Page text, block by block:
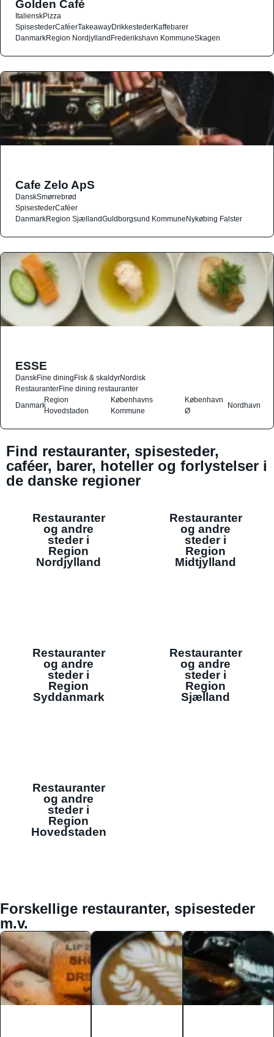
Golden Café
ItalienskPizza
SpisestederCaféerTakeawayDrikkestederKaffebarer
DanmarkRegion NordjyllandFrederikshavn KommuneSkagen
Cafe Zelo ApS
DanskSmørrebrød
SpisestederCaféer
DanmarkRegion SjællandGuldborgsund KommuneNykøbing Falster
ESSE
DanskFine diningFisk & skaldyrNordisk
RestauranterFine dining restauranter
Danmark
Region
Hovedstaden
Københavns
Kommune
København
Ø
Nordhavn
Find restauranter, spisesteder,
caféer, barer, hoteller og forlystelser i
de danske regioner
Restauranter
og andre
steder i
Region
Nordjylland
Restauranter
og andre
steder i
Region
Midtjylland
Restauranter
og andre
steder i
Region
Syddanmark
Restauranter
og andre
steder i
Region
Sjælland
Restauranter
og andre
steder i
Region
Hovedstaden
Forskellige restauranter, spisesteder
m.v.